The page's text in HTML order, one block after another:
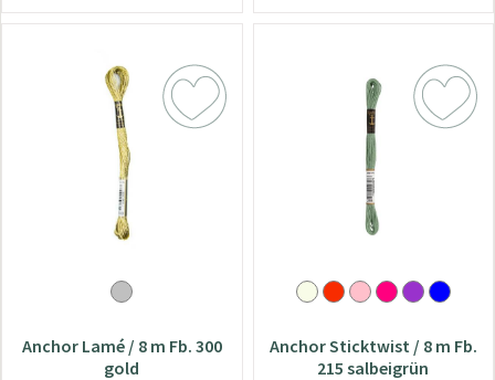
Anchor Lamé / 8 m Fb. 300
gold
Anchor Sticktwist / 8 m Fb.
215 salbeigrün